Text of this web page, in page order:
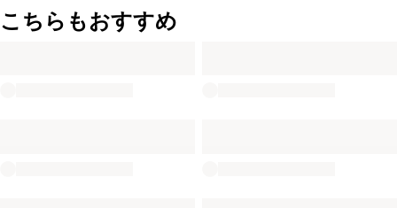
こちらもおすすめ